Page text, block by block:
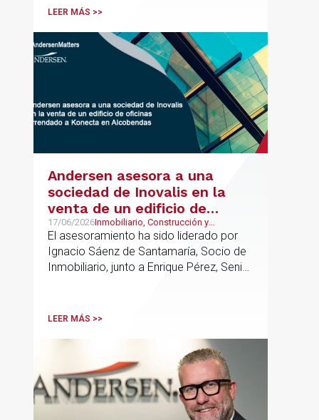
codirigirá el EU Real Estate Industry
UK.
LEER MÁS >>
Andersen asesora a una
sociedad de Inovalis en la
venta de un edificio de
oficinas arrendado a Konecta
en Alcobendas
17/06/2026Inmobiliario, Construcción y
Urbanismo, Real Estate
El asesoramiento ha sido liderado por
Ignacio Sáenz de Santamaría, Socio de
Inmobiliario, junto a Enrique Pérez, Senior
LEER MÁS >>